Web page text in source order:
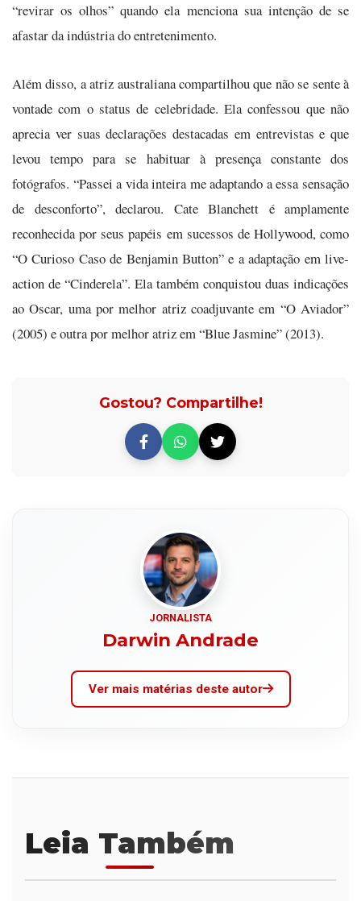
“revirar os olhos” quando ela menciona sua intenção de se
afastar da indústria do entretenimento.
Além disso, a atriz australiana compartilhou que não se sente à
vontade com o status de celebridade. Ela confessou que não
aprecia ver suas declarações destacadas em entrevistas e que
levou tempo para se habituar à presença constante dos
fotógrafos. “Passei a vida inteira me adaptando a essa sensação
de desconforto”, declarou. Cate Blanchett é amplamente
reconhecida por seus papéis em sucessos de Hollywood, como
“O Curioso Caso de Benjamin Button” e a adaptação em live-
action de “Cinderela”. Ela também conquistou duas indicações
ao Oscar, uma por melhor atriz coadjuvante em “O Aviador”
(2005) e outra por melhor atriz em “Blue Jasmine” (2013).
Gostou? Compartilhe!
JORNALISTA
Darwin Andrade
Ver mais matérias deste autor
Leia Também